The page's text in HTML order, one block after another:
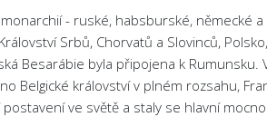
- ruské, habsburské, německé
Srbů, Chorvatů a Slovinců,
Besarábie byla připojena k
Belgické království v plném rozsahu,
ve světě a staly se hlavní